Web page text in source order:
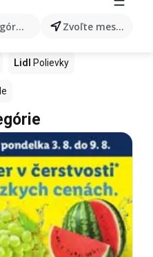
produkty... Zvoľte mesto
Lidl
Nintendo Switch
Lidl Polievky